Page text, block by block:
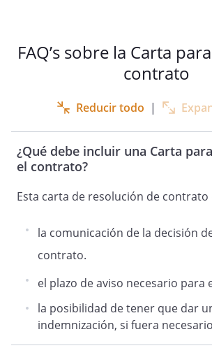
FAQ’s sobre la Carta
contrato
Reducir todo |
¿Qué debe incluir una Carta
el contrato?
Esta carta de resolución de contrato
la comunicación de la decisión
contrato.
el plazo de aviso necesario para
la posibilidad de tener que dar
indemnización, si fuera